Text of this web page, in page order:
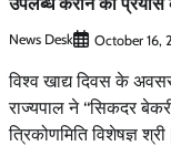
News Desk October 16,
विश्व खाद्य दिवस के
राज्यपाल ने ‘‘सिकदर
त्रिकोणमिति विशेषज्ञ